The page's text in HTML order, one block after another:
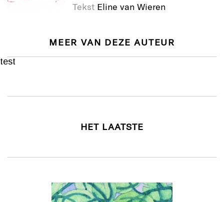
Tekst Eline van Wieren
MEER VAN DEZE AUTEUR
test
HET LAATSTE